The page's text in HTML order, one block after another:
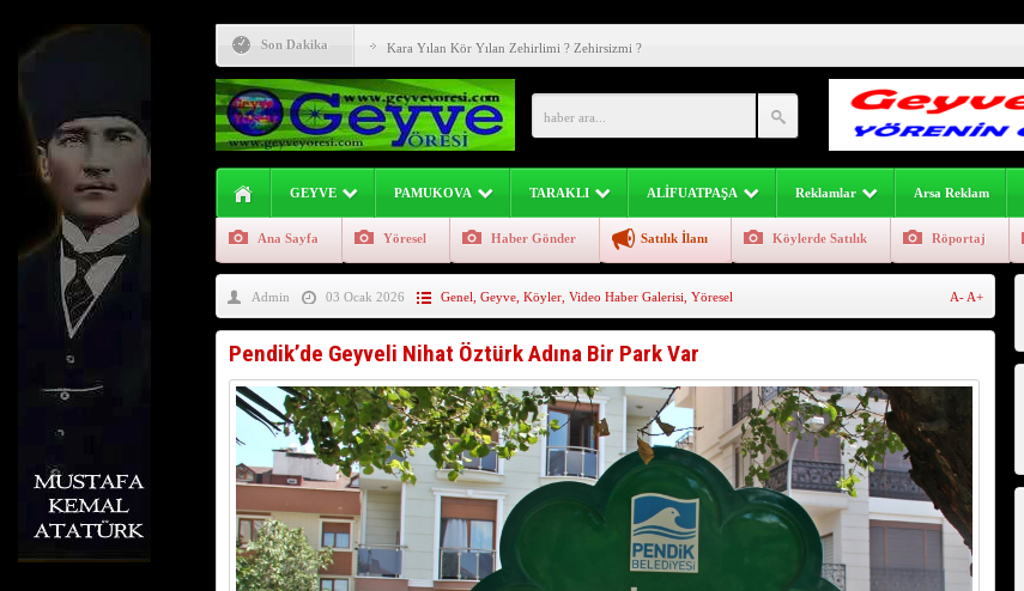
Son Dakika Kara Yılan Kör Yılan Zehirlimi ? Zehirsizmi ?
Sakarya Nehri Geyve Alifuatpaşa Geyve Yöresi Görsel Fotoğraf Manzara Görüntü
Evliya Çelebi Seyahatnamesi Geyve Bölümü 741-742 Sayfa
Geyve İlçesinde Aşure Etkinliği Devam Ediyor
Geyve İlçesinin Genç Girişimcileri Ticari Eğitim
Geyve Yöresi Manav Şivesinden Açıklamalı Örnekler
Geyve Atasözü Derki !!! (Geyve Atasözleri)
Geyve Kıncılar (Akıncılar) 114 Yıllık Fotoğraf ve Ağaç Hala Zirvede
Geyve Yöresi İçin Meteoroloji’den ”SICAK” Uyarısı Geldi.
GEYVE PAMUKOVA TARAKLI ALİFUATPAŞA Reklamlar Arsa Reklam
Ana Sayfa Yöresel Haber Gönder Satılık İlanı Köylerde Satılık Röportaj
Admin 03 Ocak 2026 Genel Geyve, Köyler, Video Haber Galerisi Yöresel A- A+
Pendik’de Geyveli Nihat Öztürk Adına Bir Park Var